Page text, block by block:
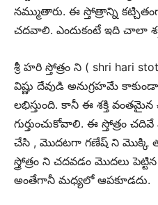
నమ్ముతారు. ఈ స్తోత్రాన్ని
చదవాలి. ఎందుకంటే ఇది చాలా
శ్రీ హరి స్తోత్రం ని ( shri hari
విష్ణు దేవుడి అనుగ్రహమే
లభిస్తుంది. కానీ ఈ శక్తి
గుర్తుంచుకోవాలి. ఈ స్తోత్రం
చేసి , మొదటగా గణేష్ ని మొక్కి
స్త్రోత్రం ని చదవడం మొదలు
అంతేగానీ మధ్యలో ఆపకూడదు.